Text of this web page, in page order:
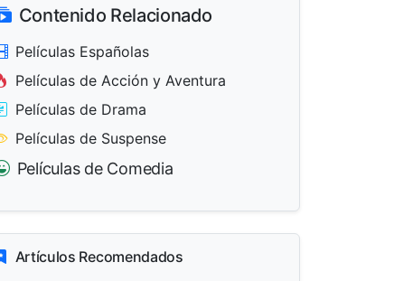
Contenido Relacionado
Películas Españolas
Películas de Acción y Aventura
Películas de Drama
Películas de Suspense
Películas de Comedia
Artículos Recomendados